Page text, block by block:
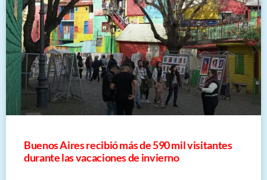
Buenos Aires recibió más de 590 mil visitantes
durante las vacaciones de invierno